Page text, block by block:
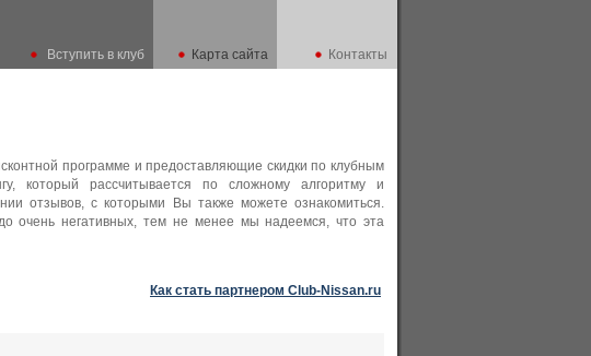
Вступить в клуб Карта сайта
Контакты
программе и предоставляющие скидки по клубным
который рассчитывается по сложному алгоритму и
отзывов, с которыми Вы также можете ознакомиться.
очень негативных, тем не менее мы надеемся, что эта
Как стать партнером Club-Nissan.ru